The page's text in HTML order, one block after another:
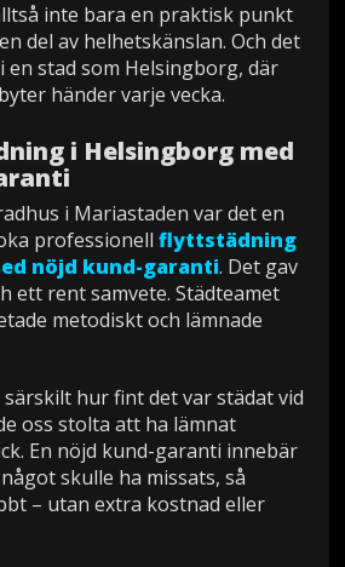
inte bara en praktisk punkt
del av helhetskänslan. Och det
stad som Helsingborg, där
händer varje vecka.
i Helsingborg med
i Mariastaden var det en
professionell flyttstädning
nöjd kund-garanti. Det gav
ett rent samvete. Städteamet
metodiskt och lämnade
hur fint det var städat vid
oss stolta att ha lämnat
En nöjd kund-garanti innebär
skulle ha missats, så
– utan extra kostnad eller